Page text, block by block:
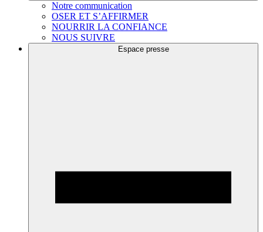
Notre communication
OSER ET S’AFFIRMER
NOURRIR LA CONFIANCE
NOUS SUIVRE
Espace presse